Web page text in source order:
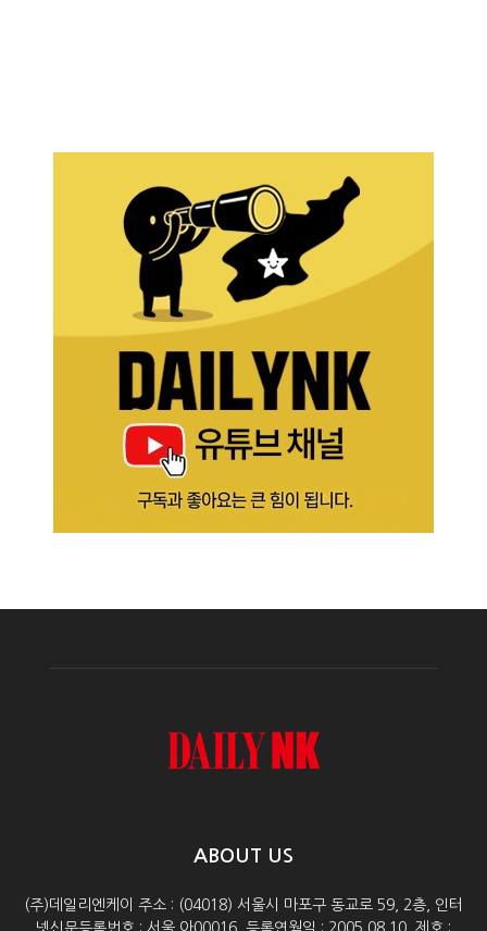
ABOUT US
(주)데일리엔케이 주소 : (04018) 서울시 마포구 동교로 59, 2층, 인터
넷신문등록번호 : 서울 아00016, 등록연월일 : 2005.08.10, 제호 :